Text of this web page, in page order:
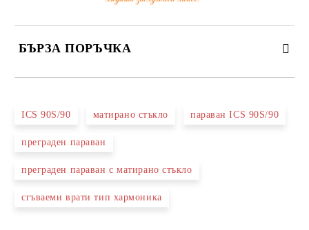
БЪРЗА ПОРЪЧКА
Ние ще се свържем с вас в рамките на работния ден.
ICS 90S/90 матирано стъкло параван ICS 90S/90
преграден параван
преграден параван с матирано стъкло
сгъваеми врати тип хармоника